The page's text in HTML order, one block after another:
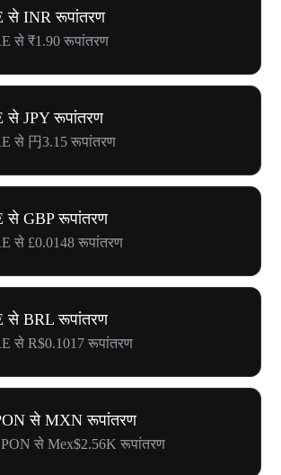
से INR रूपांतरण
से ₹1.90 रूपांतरण
से JPY रूपांतरण
से 円3.15 रूपांतरण
से GBP रूपांतरण
से £0.0148 रूपांतरण
से BRL रूपांतरण
से R$0.1017 रूपांतरण
से MXN रूपांतरण
से Mex$2.56K रूपांतरण